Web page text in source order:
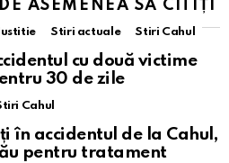
ASEMENEA SĂ CITIȚI
Stiri actuale Stiri Cahul
cu două victime
30 de zile
Cahul
în accidentul de la Cahul,
pentru tratament